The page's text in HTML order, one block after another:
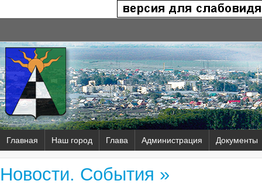
Главная Наш город Глава Администрация Документы
Новости. События »